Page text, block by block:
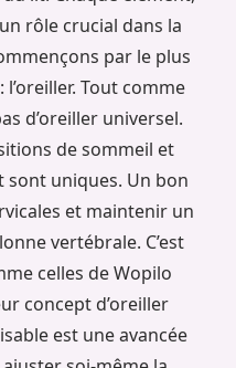
rôle crucial dans la
par le plus
Tout comme
d’oreiller universel.
de sommeil et
uniques. Un bon
et maintenir un
vertébrale. C’est
celles de Wopilo
concept d’oreiller
est une avancée